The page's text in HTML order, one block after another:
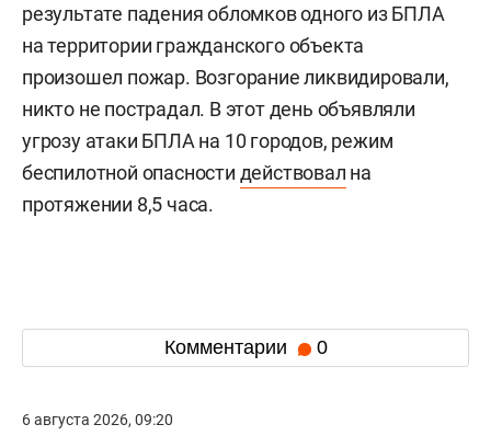
результате падения обломков одного из БПЛА
на территории гражданского объекта
произошел пожар. Возгорание ликвидировали,
никто не пострадал. В этот день объявляли
угрозу атаки БПЛА на 10 городов, режим
беспилотной опасности действовал на
протяжении 8,5 часа.
Комментарии 0
6 августа 2026, 09:20